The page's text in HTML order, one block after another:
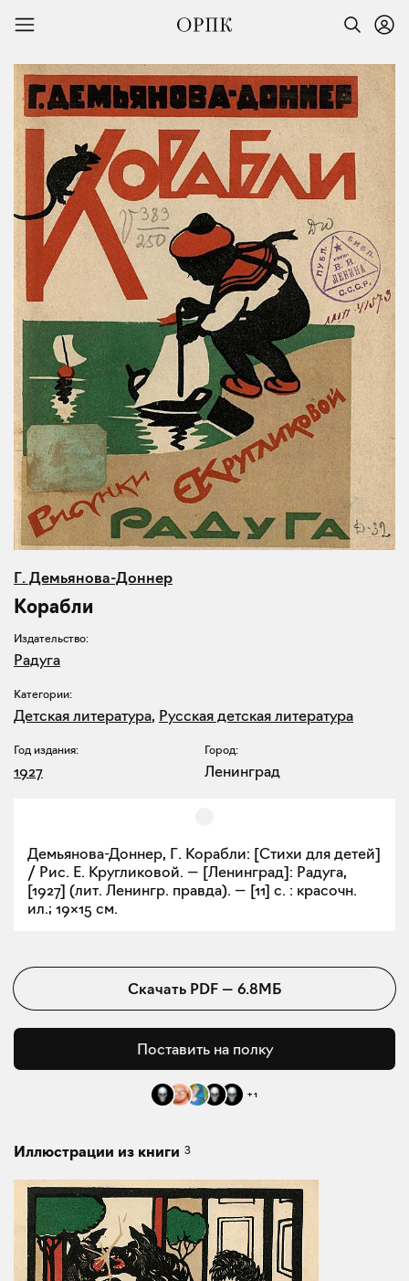
Г. Демьянова-Доннер
Корабли
Издательство:
Радуга
Категории:
Детская литература, Русская детская литература
Год издания:
1927
Город:
Ленинград
Демьянова-Доннер, Г. Корабли: [Стихи для детей]
/ Рис. Е. Кругликовой. — [Ленинград]: Радуга,
[1927] (лит. Ленингр. правда). — [11] с. : красочн.
ил.; 19×15 см.
Скачать PDF — 6.8МБ
Поставить на полку
+1
Иллюстрации из книги 3